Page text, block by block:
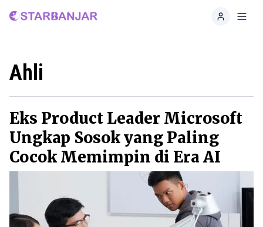
Home
Ahli
Eks Product Leader Microsoft
Ungkap Sosok yang Paling
Cocok Memimpin di Era AI